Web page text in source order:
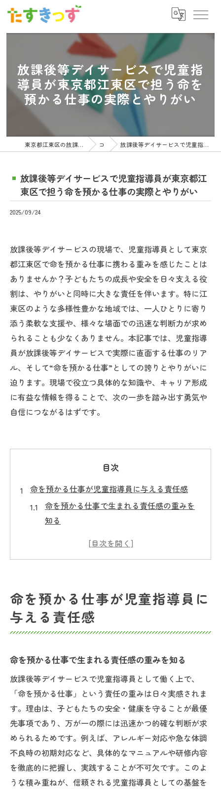
放課後等デイサービスで児童指
導員が東京都江東区で担う命を
預かる仕事の実際とやりがい
東京都江東区の放課後等デイサービスの求人ならたすきっず コラム 放課後等デイサービスで児童指導員が東京都江東区で担う命を預かる仕事の実際とやりがい
放課後等デイサービスで児童指導員が東京都江
東区で担う命を預かる仕事の実際とやりがい
2025/09/24
放課後等デイサービスの現場で、児童指導員として東京
都江東区で命を預かる仕事に携わる重みを感じたことは
ありませんか？子どもたちの成長や安全を日々支える役
割は、やりがいと同時に大きな責任を伴います。特に江
東区のような多様性豊かな地域では、一人ひとりに寄り
添う柔軟な支援や、様々な場面での迅速な判断力が求め
られることも少なくありません。本記事では、児童指導
員が放課後等デイサービスで実際に直面する仕事のリア
ル、そして“命を預かる仕事”としての誇りとやりがいに
迫ります。現場で役立つ具体的な知識や、キャリア形成
に有益な情報を得ることで、次の一歩を踏み出す勇気や
自信につながるはずです。
目次
命を預かる仕事が児童指導員に与える責任感
命を預かる仕事で生まれる責任感の重みを
知る
児童指導員として信頼を築く大切な心得
江東区で児童指導員が直面する責任とは
放課後等デイサービスで生まれる成長の瞬間
命を預かる仕事が導く子どもの成長の瞬間
児童指導員の支援が変える日常の小さな変
化
放課後等デイサービスで感じる成長の喜び
命を預かる仕事の現場で見守る笑顔の理由
江東区で実感する子どもたちの変化と感動
江東区で児童指導員を目指す方への実情ガイド
命を預かる仕事を目指すための第一歩とは
江東区で児童指導員になるための現実的な
道
命を預かる仕事が児童指導員に
与える責任感
命を預かる仕事で生まれる責任感の重みを知る
放課後等デイサービスで児童指導員として働く上で、
「命を預かる仕事」という責任の重みは日々実感されま
す。理由は、子どもたちの安全・健康を守ることが最優
先事項であり、万が一の際には迅速かつ的確な判断が求
められるためです。例えば、アレルギー対応や急な体調
不良時の初期対応など、具体的なマニュアルや研修内容
を徹底的に把握し、実践することが不可欠です。このよ
うな積み重ねが、信頼される児童指導員としての基盤を